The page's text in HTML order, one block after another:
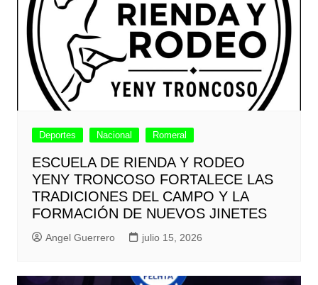
Deportes Nacional Romeral
ESCUELA DE RIENDA Y RODEO
YENY TRONCOSO FORTALECE LAS
TRADICIONES DEL CAMPO Y LA
FORMACIÓN DE NUEVOS JINETES
Angel Guerrero julio 15, 2026